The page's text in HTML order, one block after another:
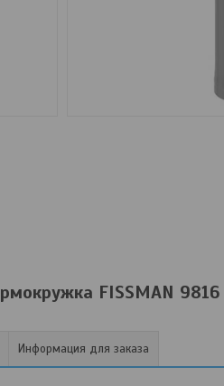
FISSMAN
Информация для заказа